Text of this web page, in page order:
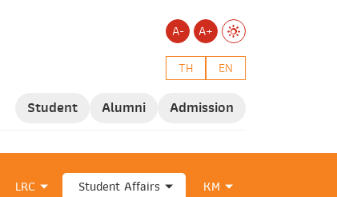
A-
A+
TH
EN
Student Alumni Admission
LRC Student Affairs KM